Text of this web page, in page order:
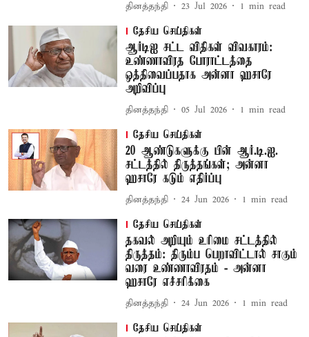
தினத்தந்தி 23 Jul 2026 1 min read
தேசிய செய்திகள்
ஆர்டிஐ சட்ட விதிகள் விவகாரம்:
உண்ணாவிரத போராட்டத்தை
ஒத்திவைப்பதாக அன்னா ஹசாரே
அறிவிப்பு
தினத்தந்தி 05 Jul 2026 1 min read
தேசிய செய்திகள்
20 ஆண்டுகளுக்கு பின் ஆர்.டி.ஐ.
சட்டத்தில் திருத்தங்கள்; அன்னா
ஹசாரே கடும் எதிர்ப்பு
தினத்தந்தி 24 Jun 2026 1 min read
தேசிய செய்திகள்
தகவல் அறியும் உரிமை சட்டத்தில்
திருத்தம்: திரும்ப பெறாவிட்டால் சாகும்
வரை உண்ணாவிரதம் - அன்னா
ஹசாரே எச்சரிக்கை
தினத்தந்தி 24 Jun 2026 1 min read
தேசிய செய்திகள்